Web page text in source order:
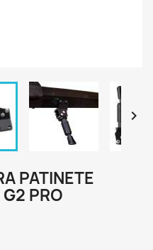

PATINETE
PRO